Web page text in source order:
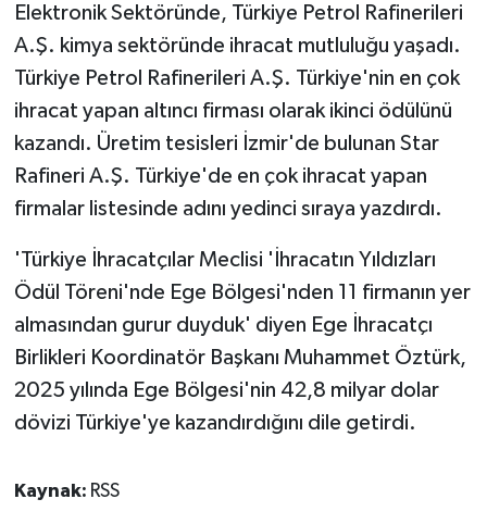
Elektronik Sektöründe, Türkiye Petrol Rafinerileri
A.Ş. kimya sektöründe ihracat mutluluğu yaşadı.
Türkiye Petrol Rafinerileri A.Ş. Türkiye'nin en çok
ihracat yapan altıncı firması olarak ikinci ödülünü
kazandı. Üretim tesisleri İzmir'de bulunan Star
Rafineri A.Ş. Türkiye'de en çok ihracat yapan
firmalar listesinde adını yedinci sıraya yazdırdı.
'Türkiye İhracatçılar Meclisi 'İhracatın Yıldızları
Ödül Töreni'nde Ege Bölgesi'nden 11 firmanın yer
almasından gurur duyduk' diyen Ege İhracatçı
Birlikleri Koordinatör Başkanı Muhammet Öztürk,
2025 yılında Ege Bölgesi'nin 42,8 milyar dolar
dövizi Türkiye'ye kazandırdığını dile getirdi.
Kaynak: RSS